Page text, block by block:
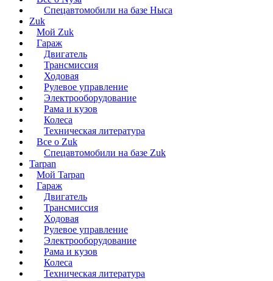
Спецавтомобили на базе Ныса
Zuk
Мой Zuk
Гараж
Двигатель
Трансмиссия
Ходовая
Рулевое управление
Электрооборудование
Рама и кузов
Колеса
Техническая литература
Все о Zuk
Спецавтомобили на базе Zuk
Tarpan
Мой Tarpan
Гараж
Двигатель
Трансмиссия
Ходовая
Рулевое управление
Электрооборудование
Рама и кузов
Колеса
Техническая литература